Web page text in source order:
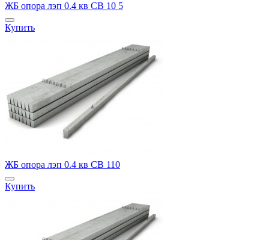
ЖБ опора лэп 0.4 кв СВ 10 5
Купить
ЖБ опора лэп 0.4 кв СВ 110
Купить